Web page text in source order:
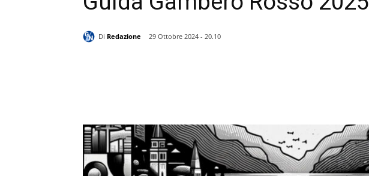
Di Redazione
29 Ottobre 2024 - 20.10